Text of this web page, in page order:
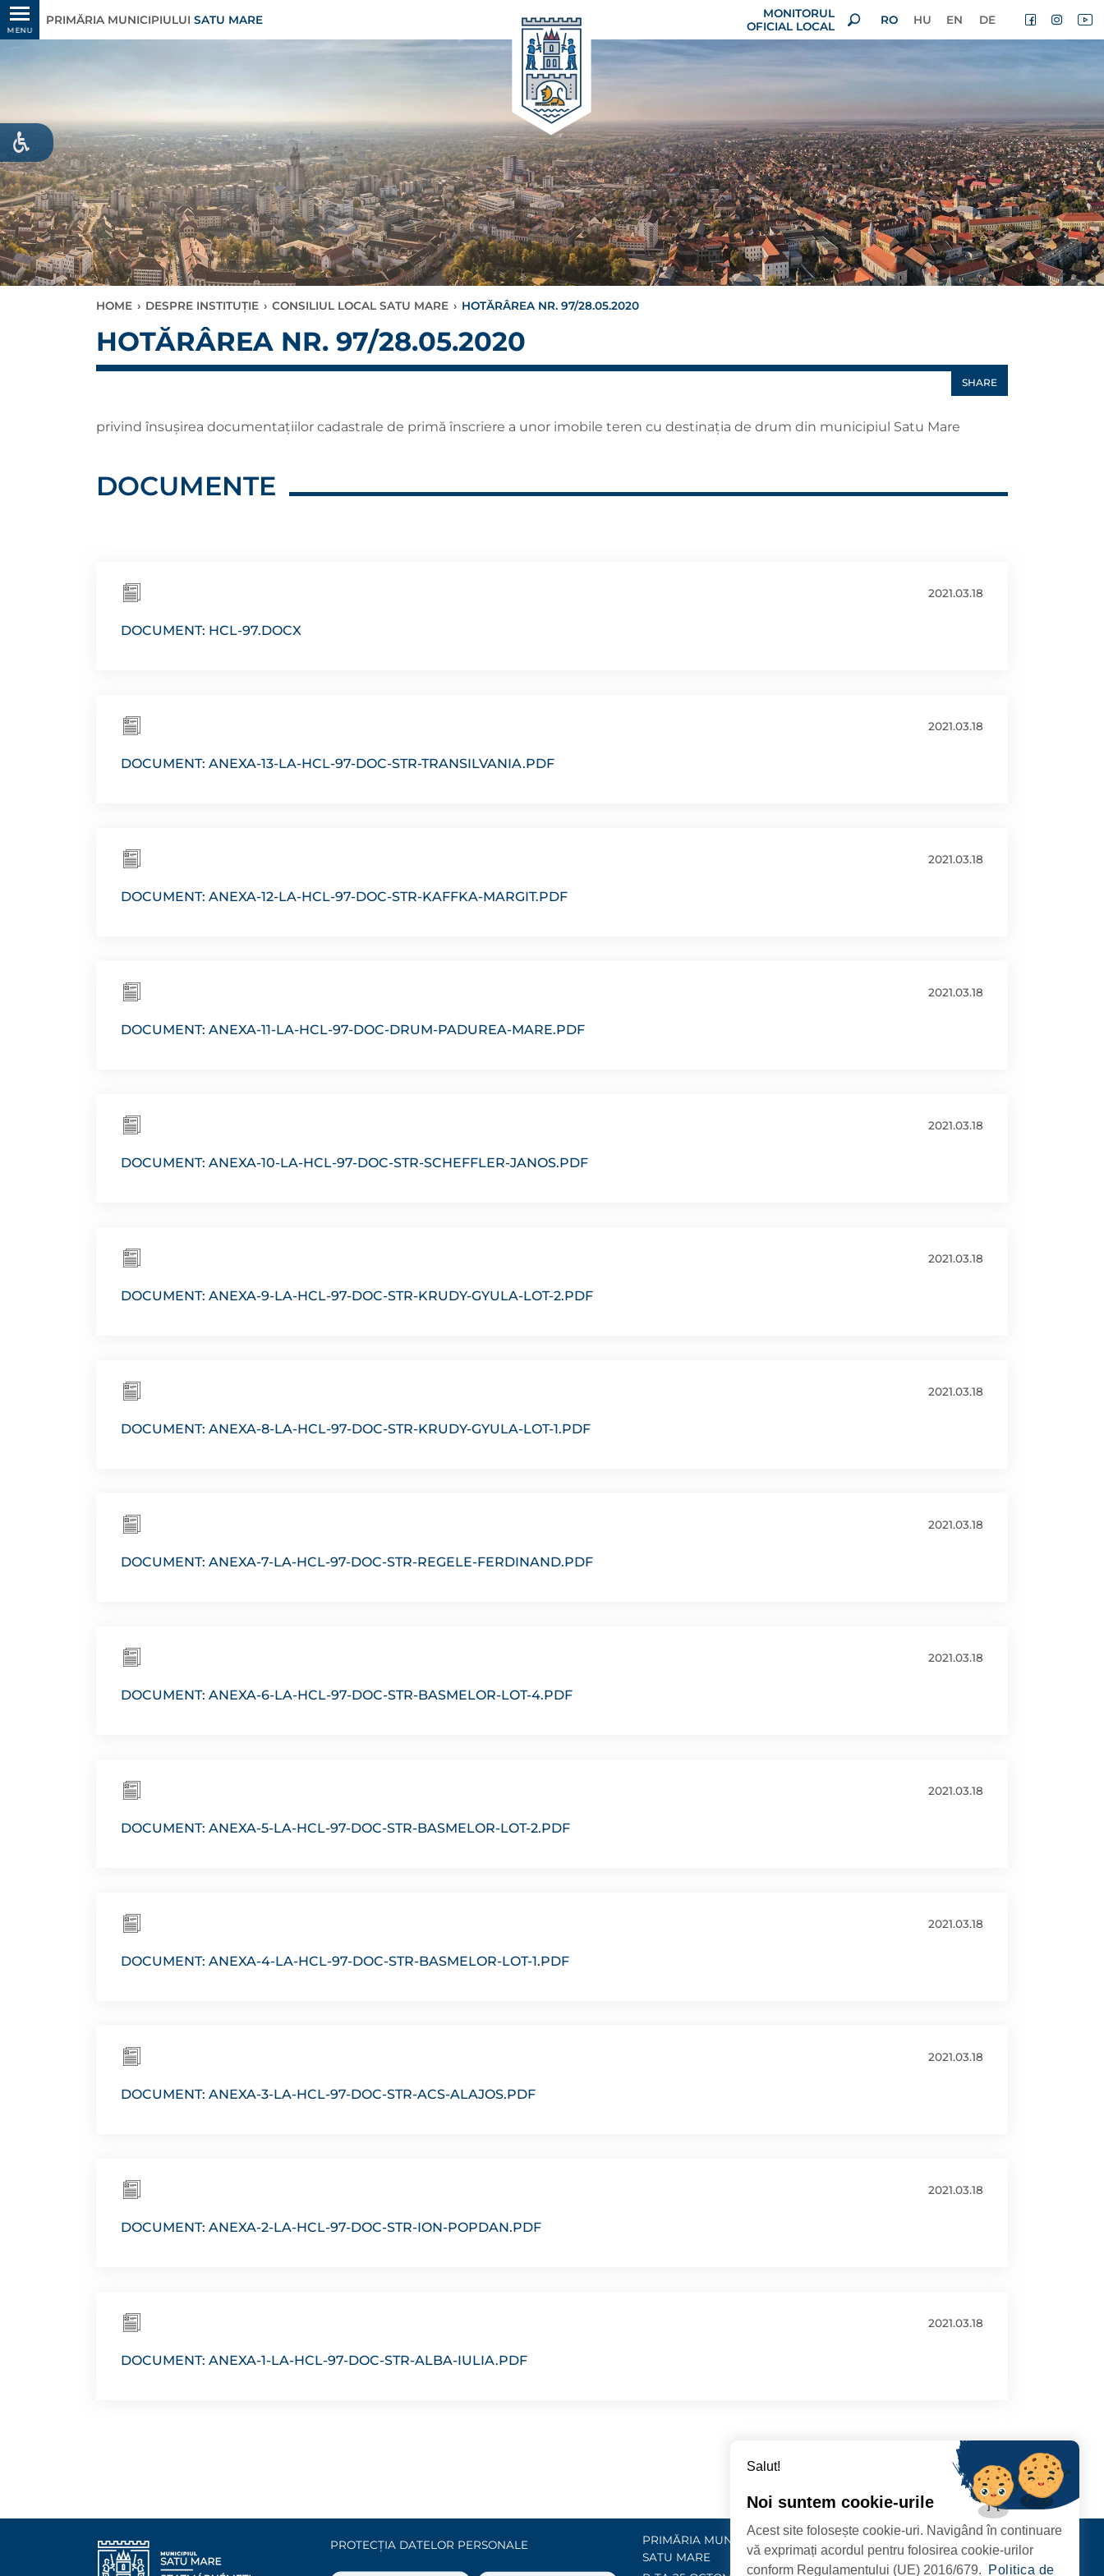
MENU
PRIMĂRIA MUNICIPIULUI SATU MARE
MONITORUL
OFICIAL LOCAL
RO HU EN DE
HOME › DESPRE INSTITUȚIE › CONSILIUL LOCAL SATU MARE › HOTĂRÂREA NR. 97/28.05.2020
HOTĂRÂREA NR. 97/28.05.2020
SHARE
privind însușirea documentațiilor cadastrale de primă înscriere a unor imobile teren cu destinația de drum din municipiul Satu Mare
DOCUMENTE
2021.03.18
DOCUMENT: HCL-97.DOCX
2021.03.18
DOCUMENT: ANEXA-13-LA-HCL-97-DOC-STR-TRANSILVANIA.PDF
2021.03.18
DOCUMENT: ANEXA-12-LA-HCL-97-DOC-STR-KAFFKA-MARGIT.PDF
2021.03.18
DOCUMENT: ANEXA-11-LA-HCL-97-DOC-DRUM-PADUREA-MARE.PDF
2021.03.18
DOCUMENT: ANEXA-10-LA-HCL-97-DOC-STR-SCHEFFLER-JANOS.PDF
2021.03.18
DOCUMENT: ANEXA-9-LA-HCL-97-DOC-STR-KRUDY-GYULA-LOT-2.PDF
2021.03.18
DOCUMENT: ANEXA-8-LA-HCL-97-DOC-STR-KRUDY-GYULA-LOT-1.PDF
2021.03.18
DOCUMENT: ANEXA-7-LA-HCL-97-DOC-STR-REGELE-FERDINAND.PDF
2021.03.18
DOCUMENT: ANEXA-6-LA-HCL-97-DOC-STR-BASMELOR-LOT-4.PDF
2021.03.18
DOCUMENT: ANEXA-5-LA-HCL-97-DOC-STR-BASMELOR-LOT-2.PDF
2021.03.18
DOCUMENT: ANEXA-4-LA-HCL-97-DOC-STR-BASMELOR-LOT-1.PDF
2021.03.18
DOCUMENT: ANEXA-3-LA-HCL-97-DOC-STR-ACS-ALAJOS.PDF
2021.03.18
DOCUMENT: ANEXA-2-LA-HCL-97-DOC-STR-ION-POPDAN.PDF
2021.03.18
DOCUMENT: ANEXA-1-LA-HCL-97-DOC-STR-ALBA-IULIA.PDF
PROTECȚIA DATELOR PERSONALE
PRIMĂRIA MUNICIPIULUI
SATU MARE
Contact
URMĂRIȚI-NE
Salut!
Noi suntem cookie-urile
Acest site folosește cookie-uri. Navigând în continuare
vă exprimați acordul pentru folosirea cookie-urilor
conform Regulamentului (UE) 2016/679.
Politica de